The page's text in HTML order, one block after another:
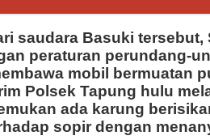
saudara Basuki
peraturan perundang-
mobil bermuatan
Polsek Tapung hulu
ada karung
sopir dengan